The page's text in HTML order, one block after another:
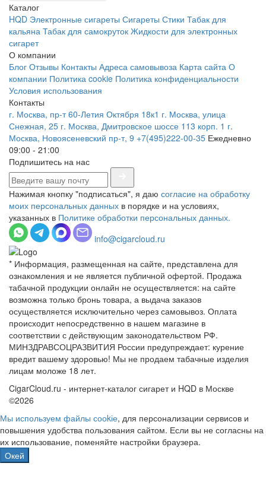
Каталог
HQD Электронные сигареты Сигареты Стики Табак для
кальяна Табак для самокруток Жидкости для электронных
сигарет
О компании
Блог Отзывы Контакты Адреса самовывоза Карта сайта О
компании Политика cookie Политика конфиденциальности
Условия использования
Контакты
г. Москва, пр-т 60-Летия Октября 18к1 г. Москва, улица
Снежная, 25 г. Москва, Дмитровское шоссе 113 корп. 1 г.
Москва, Новоясеневский пр-т, 9 +7(495)222-00-35 Ежедневно
09:00 - 21:00
Подпишитесь на нас
Нажимая кнопку "подписаться", я даю согласие на обработку
моих персональных данных в порядке и на условиях,
указанных в Политике обработки персональных данных.
info@cigarcloud.ru
* Информация, размещенная на сайте, представлена для
ознакомления и не является публичной офертой. Продажа
табачной продукции онлайн не осуществляется: на сайте
возможна только бронь товара, а выдача заказов
осуществляется исключительно через самовывоз. Оплата
происходит непосредственно в нашем магазине в
соответствии с действующим законодательством РФ.
МИНЗДРАВСОЦРАЗВИТИЯ России предупреждает: курение
вредит вашему здоровью! Мы не продаем табачные изделия
лицам моложе 18 лет.
CigarCloud.ru - интернет-каталог сигарет и HQD в Москве
©2026
Мы используем файлы сооkіе, для персонализации сервисов и
повышения удобства пользования сайтом. Если вы не согласны на
их использование, поменяйте настройки браузера.
Окей